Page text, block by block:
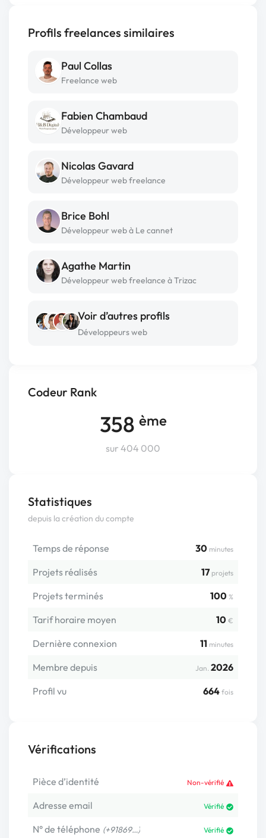
Codeur Rank
358 ème
sur 404 000
Statistiques
depuis la création du compte
Temps de réponse 30 minutes
Projets réalisés 17 projets
Projets terminés 100 %
Tarif horaire moyen 10 €
Dernière connexion 11 minutes
Membre depuis Jan. 2026
Profil vu
664 fois
Vérifications
Pièce d’identité Non-vérifié
Adresse email Vérifié
N° de téléphone (+91869…) Vérifié
Profils freelances similaires
Paul Collas
Freelance web
Fabien Chambaud
Développeur web
Nicolas Gavard
Développeur web freelance
Brice Bohl
Développeur web à Le cannet
Agathe Martin
Développeur web freelance à Trizac
Voir d’autres profils
Développeurs web